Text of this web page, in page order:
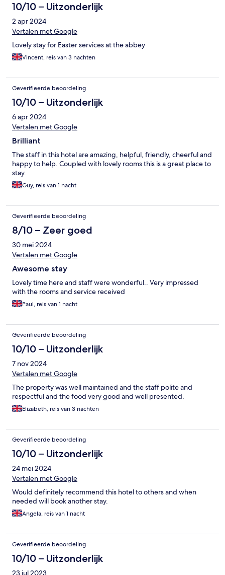
10/10 – Uitzonderlijk
2 apr 2024
Vertalen met Google
Lovely stay for Easter services at the abbey
Vincent, reis van 3 nachten
Geverifieerde beoordeling
10/10 – Uitzonderlijk
6 apr 2024
Vertalen met Google
Brilliant
The staff in this hotel are amazing, helpful, friendly, cheerful and
happy to help. Coupled with lovely rooms this is a great place to
stay.
Guy, reis van 1 nacht
Geverifieerde beoordeling
8/10 – Zeer goed
30 mei 2024
Vertalen met Google
Awesome stay
Lovely time here and staff were wonderful.. Very impressed
with the rooms and service received
Paul, reis van 1 nacht
Geverifieerde beoordeling
10/10 – Uitzonderlijk
7 nov 2024
Vertalen met Google
The property was well maintained and the staff polite and
respectful and the food very good and well presented.
Elizabeth, reis van 3 nachten
Geverifieerde beoordeling
10/10 – Uitzonderlijk
24 mei 2024
Vertalen met Google
Would definitely recommend this hotel to others and when
needed will book another stay.
Angela, reis van 1 nacht
Geverifieerde beoordeling
10/10 – Uitzonderlijk
23 jul 2023